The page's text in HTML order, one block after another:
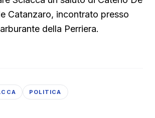
Catanzaro, incontrato presso
della Perriera.
POLITICA